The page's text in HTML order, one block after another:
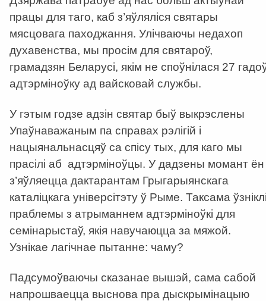
працы для таго, каб з’яўляліся святары
мясцовага паходжання. Улічваючы недахоп
духавенства, мы просім для святароў,
грамадзян Беларусі, якім не споўнілася 27
адтэрміноўку ад вайсковай службы.
У гэтым годзе адзін святар быў выкрэслены
Упаўнаважаным па справах рэлігій і
нацыянальнасцяў са спісу тых, для каго мы
прасілі аб адтэрміноўцы. У дадзены момант ён
з’яўляецца дактарантам Грыгарыянскага
каталіцкага універсітэту ў Рыме. Таксама
праблемы з атрыманнем адтэрміноўкі для
семінарыстаў, якія навучаюцца за мяжой.
Узнікае лагічнае пытанне: чаму?
Падсумоўваючы сказанае вышэй, сама сабой
напрошваецца выснова пра дыскрымінацыю